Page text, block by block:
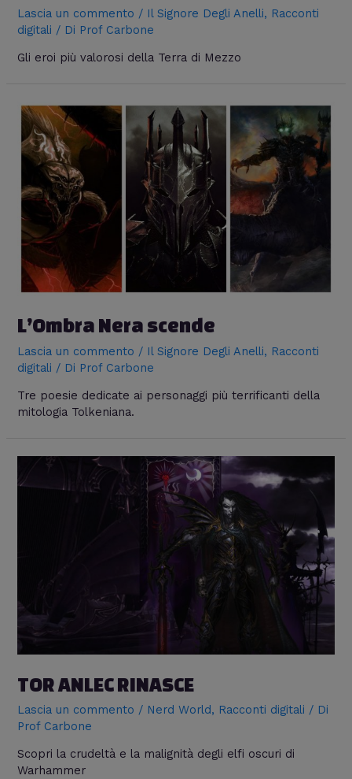
Lascia un commento / Il Signore Degli Anelli, Racconti
digitali / Di Prof Carbone
Gli eroi più valorosi della Terra di Mezzo
L’Ombra Nera scende
Lascia un commento / Il Signore Degli Anelli, Racconti
digitali / Di Prof Carbone
Tre poesie dedicate ai personaggi più terrificanti della
mitologia Tolkeniana.
TOR ANLEC RINASCE
Lascia un commento / Nerd World, Racconti digitali / Di
Prof Carbone
Scopri la crudeltà e la malignità degli elfi oscuri di
Warhammer